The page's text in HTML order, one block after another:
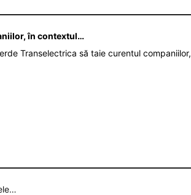
în contextul…
Transelectrica să taie curentul companiilor,